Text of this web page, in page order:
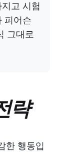
고 시험
피어슨
그대로
략
한 행동입